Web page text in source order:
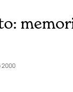
2000